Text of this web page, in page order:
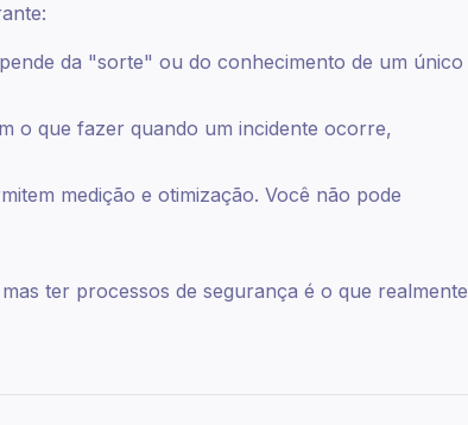
da "sorte" ou do conhecimento de um único
o que fazer quando um incidente ocorre,
medição e otimização. Você não pode
ter processos de segurança é o que realmente